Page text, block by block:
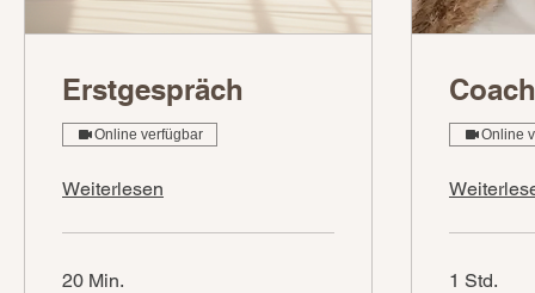
Erstgespräch
Online verfügbar
Weiterlesen
20 Min.
Online
1 Std.